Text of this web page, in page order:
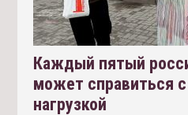
Каждый пятый
может справиться
нагрузкой